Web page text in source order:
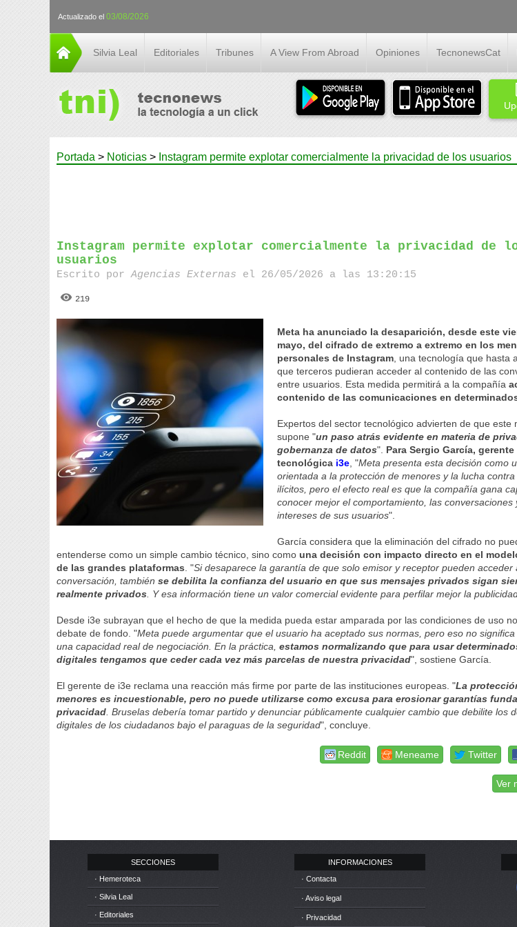
Actualizado el 03/08/2026
Silvia Leal Editoriales Tribunes A View From Abroad Opiniones TecnonewsCat
Portada > Noticias > Instagram permite explotar comercialmente la privacidad de los usuarios
Instagram permite explotar comercialmente la privacidad de
usuarios
Escrito porAgencias Externas el 26/05/2026 a las 13:20:15
219
Meta ha anunciado la desaparición, desde este
mayo, del cifrado de extremo a extremo en los
personales de Instagram , una tecnología que hasta
que terceros pudieran acceder al contenido de las
entre usuarios. Esta medida permitirá a la compañía
contenido de las comunicaciones en
Expertos del sector tecnológico advierten de que este
supone "un paso atrás evidente en materia de
gobernanza de datos". Para Sergio García, gerente
tecnológica i3e , "Meta presenta esta decisión como
orientada a la protección de menores y la lucha
ilícitos, pero el efecto real es que la compañía gana
conocer mejor el comportamiento, las conversaciones
intereses de sus usuarios".
García considera que la eliminación del cifrado no
entenderse como un simple cambio técnico, sino comouna decisión con impacto directo en el
de las grandes plataformas . "Si desaparece la garantía de que solo emisor y receptor pueden acceder
conversación, tambiénse debilita la confianza del usuario en que sus mensajes privados sigan
realmente privados . Y esa información tiene un valor comercial evidente para perfilar mejor la
Desde i3e subrayan que el hecho de que la medida pueda estar amparada por las condiciones de uso
debate de fondo. "Meta puede argumentar que el usuario ha aceptado sus normas, pero eso no significa
una capacidad real de negociación. En la práctica,estamos normalizando que para usar
digitales tengamos que ceder cada vez más parcelas de nuestra privacidad", sostiene García.
El gerente de i3e reclama una reacción más firme por parte de las instituciones europeas. "La
menores es incuestionable, pero no puede utilizarse como excusa para erosionar garantías
privacidad . Bruselas debería tomar partido y denunciar públicamente cualquier cambio que debilite los
digitales de los ciudadanos bajo el paraguas de la seguridad", concluye.
Twitter
Meneame
Reddit
Ver
SECCIONES
· Hemeroteca
· Silvia Leal
· Editoriales
INFORMACIONES
· Contacta
· Aviso legal
· Privacidad